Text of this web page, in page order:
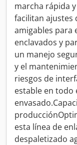
marcha rápida
facilitan ajustes
amigables para
enclavados y
un manejo
y el
riesgos de
estable en todo
esta línea de
despaletizado